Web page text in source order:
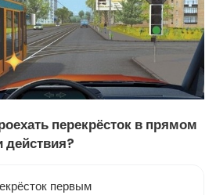
перекрёсток в прямом
первым